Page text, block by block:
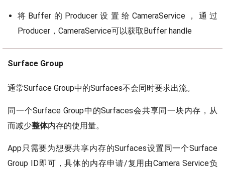
将Buffer的Producer设置给CameraService，通过
Producer，CameraService可以获取Buffer handle
Surface Group
通常Surface Group中的Surfaces不会同时要求出流。
同一个Surface Group中的Surfaces会共享同一块内存，从
而减少整体内存的使用量。
App只需要为想要共享内存的Surfaces设置同一个Surface
Group ID即可，具体的内存申请/复用由Camera Service负